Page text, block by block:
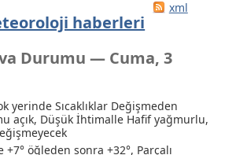
haberleri
xml
Durumu — Cuma, 3
yerinde Sıcaklıklar Değişmeden
açık, Düşük İhtimalle Hafif yağmurlu,
öğleden sonra +32°, Parçalı